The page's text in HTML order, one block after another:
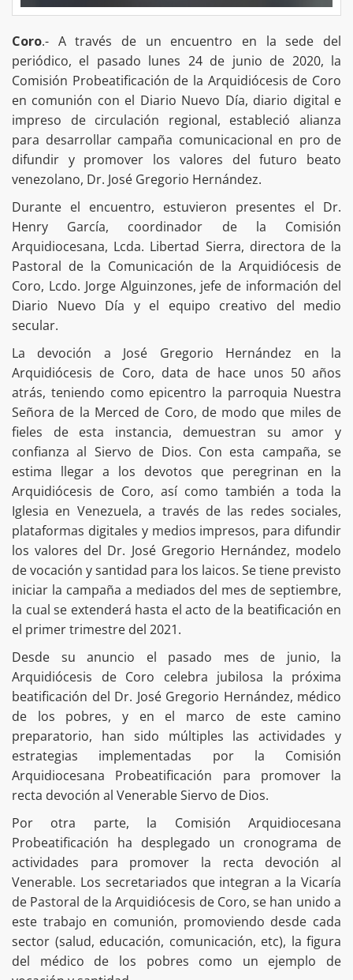
Coro.- A través de un encuentro en la sede del
periódico, el pasado lunes 24 de junio de 2020, la
Comisión Probeatificación de la Arquidiócesis de Coro
en comunión con el Diario Nuevo Día, diario digital e
impreso de circulación regional, estableció alianza
para desarrollar campaña comunicacional en pro de
difundir y promover los valores del futuro beato
venezolano, Dr. José Gregorio Hernández.
Durante el encuentro, estuvieron presentes el Dr.
Henry García, coordinador de la Comisión
Arquidiocesana, Lcda. Libertad Sierra, directora de la
Pastoral de la Comunicación de la Arquidiócesis de
Coro, Lcdo. Jorge Alguinzones, jefe de información del
Diario Nuevo Día y el equipo creativo del medio
secular.
La devoción a José Gregorio Hernández en la
Arquidiócesis de Coro, data de hace unos 50 años
atrás, teniendo como epicentro la parroquia Nuestra
Señora de la Merced de Coro, de modo que miles de
fieles de esta instancia, demuestran su amor y
confianza al Siervo de Dios. Con esta campaña, se
estima llegar a los devotos que peregrinan en la
Arquidiócesis de Coro, así como también a toda la
Iglesia en Venezuela, a través de las redes sociales,
plataformas digitales y medios impresos, para difundir
los valores del Dr. José Gregorio Hernández, modelo
de vocación y santidad para los laicos. Se tiene previsto
iniciar la campaña a mediados del mes de septiembre,
la cual se extenderá hasta el acto de la beatificación en
el primer trimestre del 2021.
Desde su anuncio el pasado mes de junio, la
Arquidiócesis de Coro celebra jubilosa la próxima
beatificación del Dr. José Gregorio Hernández, médico
de los pobres, y en el marco de este camino
preparatorio, han sido múltiples las actividades y
estrategias implementadas por la Comisión
Arquidiocesana Probeatificación para promover la
recta devoción al Venerable Siervo de Dios.
Por otra parte, la Comisión Arquidiocesana
Probeatificación ha desplegado un cronograma de
actividades para promover la recta devoción al
Venerable. Los secretariados que integran a la Vicaría
de Pastoral de la Arquidiócesis de Coro, se han unido a
este trabajo en comunión, promoviendo desde cada
sector (salud, educación, comunicación, etc), la figura
del médico de los pobres como un ejemplo de